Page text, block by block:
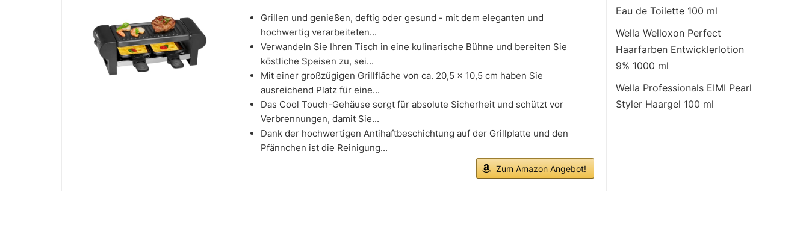
Grillen und genießen, deftig oder gesund - mit dem eleganten und
hochwertig verarbeiteten...
Verwandeln Sie Ihren Tisch in eine kulinarische Bühne und bereiten Sie
köstliche Speisen zu, sei...
Mit einer großzügigen Grillfläche von ca. 20,5 x 10,5 cm haben Sie
ausreichend Platz für eine...
Das Cool Touch-Gehäuse sorgt für absolute Sicherheit und schützt vor
Verbrennungen, damit Sie...
Dank der hochwertigen Antihaftbeschichtung auf der Grillplatte und den
Pfännchen ist die Reinigung...
Zum Amazon Angebot!
Eau de Toilette 100 ml
Wella Welloxon Perfect
Haarfarben Entwicklerlotion
9% 1000 ml
Wella Professionals EIMI Pearl
Styler Haargel 100 ml